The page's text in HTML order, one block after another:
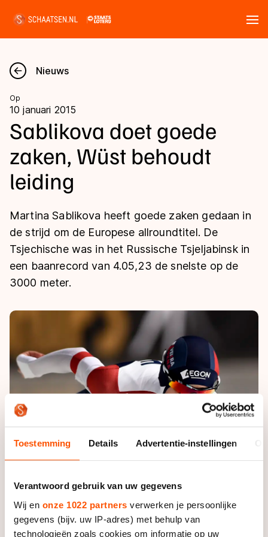
Toestemming Details Advertentie-instellingen
Verantwoord gebruik van uw gegevens
Wij en onze 1022 partners verwerken je persoonlijke
gegevens (bijv. uw IP-adres) met behulp van
technologieën zoals cookies om informatie op uw
Nieuws
Kalender
Disciplines
Marathon
Inlineskaten
Kunstschaatsen
Schoonrijden
Natuurijs
Uitslagen
Langebaan
Shorttrack
Marathon
Inlineskaten
Tijden & historie
Ranglijsten Langebaan
Persoonlijke records & tijden
De weg op
Algemene Nederlandse Schaatstijd
Waar kan ik schaatsen en skaten?
Schaatsfans
Alles voor jou als schaatsfan
Evenementen
Tickets
Livestreams
Word schaatsfan!
Winacties
Olympische Spelen
Olympische Spelen
Medaillespiegel
Olympische uitslagen
Van Jong tot Goud verhalen
Nieuws
Op
10 januari 2015
Sablikova doet goede
zaken, Wüst behoudt
leiding
Martina Sablikova heeft goede zaken gedaan in
de strijd om de Europese allroundtitel. De
Tsjechische was in het Russische Tsjeljabinsk in
een baanrecord van 4.05,23 de snelste op de
3000 meter.